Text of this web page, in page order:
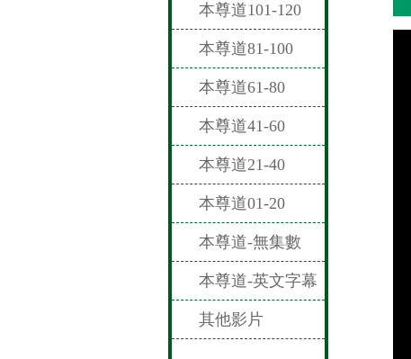
本尊道101-120
本尊道81-100
本尊道61-80
本尊道41-60
本尊道21-40
本尊道01-20
本尊道-無集數
本尊道-英文字幕
其他影片